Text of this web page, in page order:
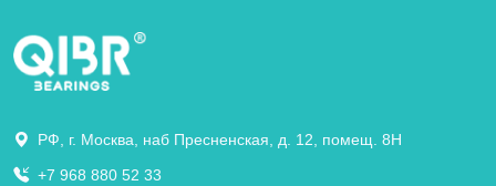
РФ, г. Москва, наб Пресненская, д. 12, помещ. 8Н
+7 968 880 52 33